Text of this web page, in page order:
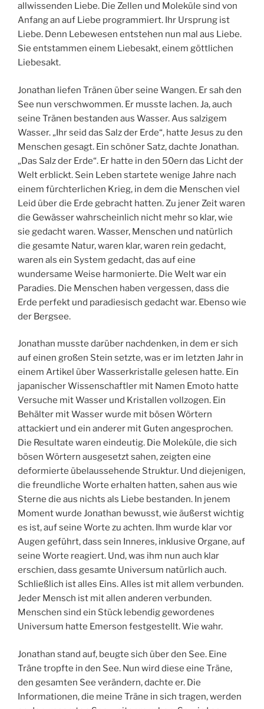
allwissenden Liebe. Die Zellen und Moleküle sind von
Anfang an auf Liebe programmiert. Ihr Ursprung ist
Liebe. Denn Lebewesen entstehen nun mal aus Liebe.
Sie entstammen einem Liebesakt, einem göttlichen
Liebesakt.
Jonathan liefen Tränen über seine Wangen. Er sah den
See nun verschwommen. Er musste lachen. Ja, auch
seine Tränen bestanden aus Wasser. Aus salzigem
Wasser. „Ihr seid das Salz der Erde“, hatte Jesus zu den
Menschen gesagt. Ein schöner Satz, dachte Jonathan.
„Das Salz der Erde“. Er hatte in den 50ern das Licht der
Welt erblickt. Sein Leben startete wenige Jahre nach
einem fürchterlichen Krieg, in dem die Menschen viel
Leid über die Erde gebracht hatten. Zu jener Zeit waren
die Gewässer wahrscheinlich nicht mehr so klar, wie
sie gedacht waren. Wasser, Menschen und natürlich
die gesamte Natur, waren klar, waren rein gedacht,
waren als ein System gedacht, das auf eine
wundersame Weise harmonierte. Die Welt war ein
Paradies. Die Menschen haben vergessen, dass die
Erde perfekt und paradiesisch gedacht war. Ebenso wie
der Bergsee.
Jonathan musste darüber nachdenken, in dem er sich
auf einen großen Stein setzte, was er im letzten Jahr in
einem Artikel über Wasserkristalle gelesen hatte. Ein
japanischer Wissenschaftler mit Namen Emoto hatte
Versuche mit Wasser und Kristallen vollzogen. Ein
Behälter mit Wasser wurde mit bösen Wörtern
attackiert und ein anderer mit Guten angesprochen.
Die Resultate waren eindeutig. Die Moleküle, die sich
bösen Wörtern ausgesetzt sahen, zeigten eine
deformierte übelaussehende Struktur. Und diejenigen,
die freundliche Worte erhalten hatten, sahen aus wie
Sterne die aus nichts als Liebe bestanden. In jenem
Moment wurde Jonathan bewusst, wie äußerst wichtig
es ist, auf seine Worte zu achten. Ihm wurde klar vor
Augen geführt, dass sein Inneres, inklusive Organe, auf
seine Worte reagiert. Und, was ihm nun auch klar
erschien, dass gesamte Universum natürlich auch.
Schließlich ist alles Eins. Alles ist mit allem verbunden.
Jeder Mensch ist mit allen anderen verbunden.
Menschen sind ein Stück lebendig gewordenes
Universum hatte Emerson festgestellt. Wie wahr.
Jonathan stand auf, beugte sich über den See. Eine
Träne tropfte in den See. Nun wird diese eine Träne,
den gesamten See verändern, dachte er. Die
Informationen, die meine Träne in sich tragen, werden